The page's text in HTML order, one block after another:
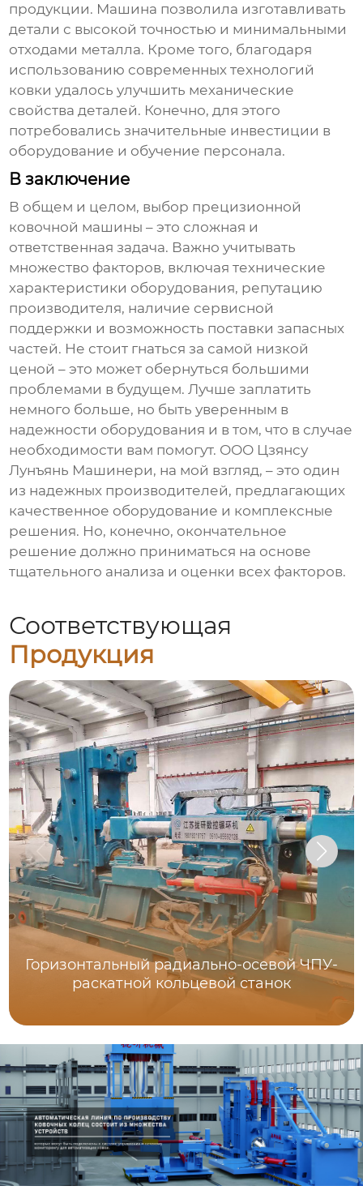
продукции. Машина позволила изготавливать
детали с высокой точностью и минимальными
отходами металла. Кроме того, благодаря
использованию современных технологий
ковки удалось улучшить механические
свойства деталей. Конечно, для этого
потребовались значительные инвестиции в
оборудование и обучение персонала.
В заключение
В общем и целом, выбор прецизионной
ковочной машины – это сложная и
ответственная задача. Важно учитывать
множество факторов, включая технические
характеристики оборудования, репутацию
производителя, наличие сервисной
поддержки и возможность поставки запасных
частей. Не стоит гнаться за самой низкой
ценой – это может обернуться большими
проблемами в будущем. Лучше заплатить
немного больше, но быть уверенным в
надежности оборудования и в том, что в случае
необходимости вам помогут. ООО Цзянсу
Лунъянь Машинери, на мой взгляд, – это один
из надежных производителей, предлагающих
качественное оборудование и комплексные
решения. Но, конечно, окончательное
решение должно приниматься на основе
тщательного анализа и оценки всех факторов.
Соответствующая
Продукция
Горизонтальный радиально-осевой ЧПУ-
раскатной кольцевой станок